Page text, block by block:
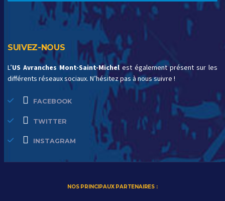
SUIVEZ-NOUS
L’US Avranches Mont-Saint-Michel est également présent sur les
différents réseaux sociaux. N’hésitez pas à nous suivre !
FACEBOOK
TWITTER
INSTAGRAM
NOS PRINCIPAUX PARTENAIRES :